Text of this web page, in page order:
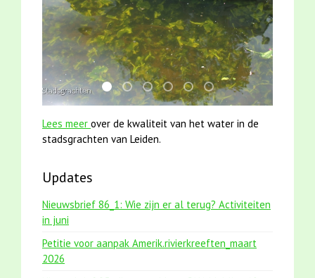
mei2021 1 snoekje elly
karper met kattenklimtouw
jun2021 zaklv 5 snoekje MOOI
mei2021 watervogelmethode
smoelenboek fifi en
jun2021 28 brasem
Lees meer over de kwaliteit van het water in de
stadsgrachten van Leiden.
Updates
Nieuwsbrief 86_1: Wie zijn er al terug? Activiteiten
in juni
Petitie voor aanpak Amerik.rivierkreeften_maart
2026